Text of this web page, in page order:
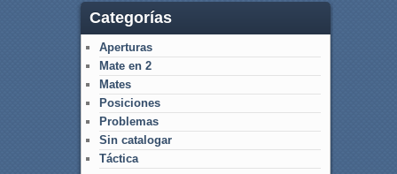
Categorías
Aperturas
Mate en 2
Mates
Posiciones
Problemas
Sin catalogar
Táctica